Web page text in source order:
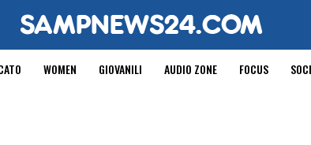
WOMEN GIOVANILI AUDIO ZONE FOCUS